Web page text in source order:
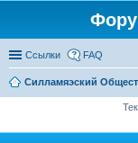
Ссылки FAQ
Силламяэский